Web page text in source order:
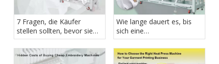
7 Fragen, die Käufer
stellen sollten, bevor sie
sich für einen
Stickmaschinenlieferanten
entscheiden
Wie lange dauert es, bis
sich eine
Industriestickmaschine
amortisiert?